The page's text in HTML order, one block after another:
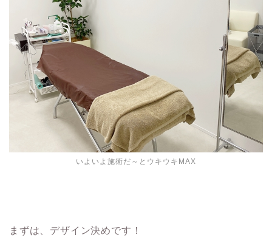
いよいよ施術だ～とウキウキMAX
まずは、デザイン決めです！